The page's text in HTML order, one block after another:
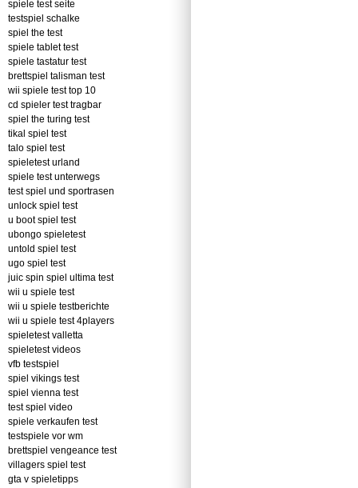
spiele test seite
testspiel schalke
spiel the test
spiele tablet test
spiele tastatur test
brettspiel talisman test
wii spiele test top 10
cd spieler test tragbar
spiel the turing test
tikal spiel test
talo spiel test
spieletest urland
spiele test unterwegs
test spiel und sportrasen
unlock spiel test
u boot spiel test
ubongo spieletest
untold spiel test
ugo spiel test
juic spin spiel ultima test
wii u spiele test
wii u spiele testberichte
wii u spiele test 4players
spieletest valletta
spieletest videos
vfb testspiel
spiel vikings test
spiel vienna test
test spiel video
spiele verkaufen test
testspiele vor wm
brettspiel vengeance test
villagers spiel test
gta v spieletipps